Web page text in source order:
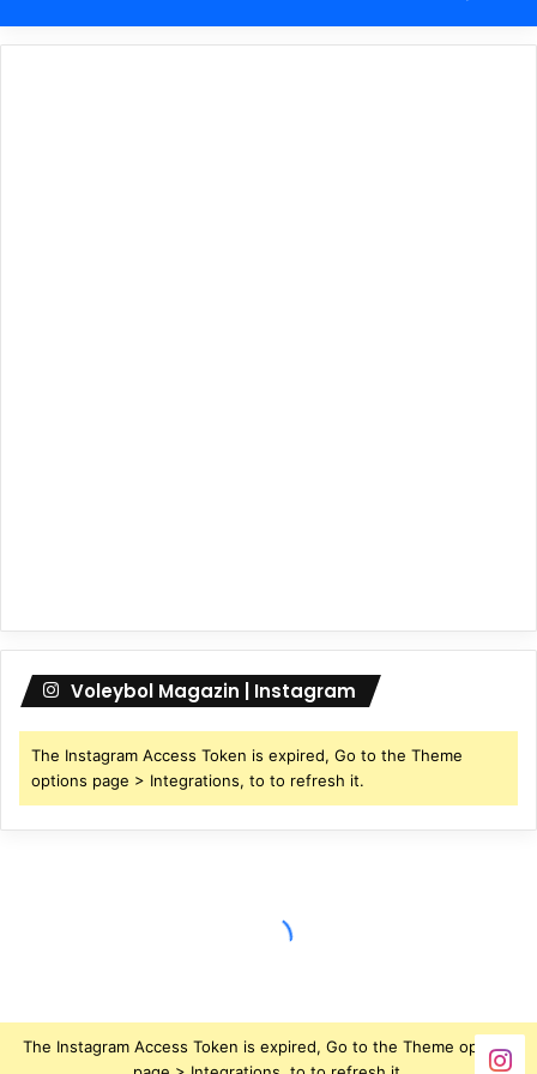
Voleybol Magazin | Instagram
The Instagram Access Token is expired, Go to the Theme
options page > Integrations, to to refresh it.
The Instagram Access Token is expired, Go to the Theme options